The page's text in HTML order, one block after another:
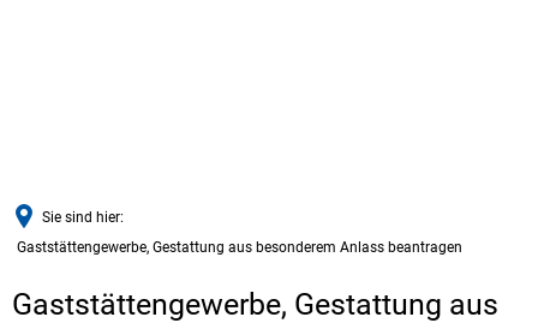
Sie sind hier:
Gaststättengewerbe, Gestattung aus besonderem Anlass beantragen
Gaststättengewerbe, Gestattung aus